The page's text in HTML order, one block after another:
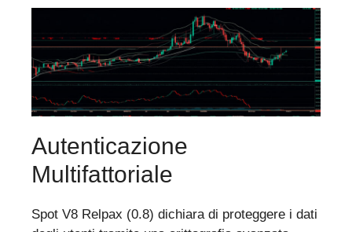
Autenticazione
Multifattoriale
Spot V8 Relpax (0.8) dichiara di proteggere i dati